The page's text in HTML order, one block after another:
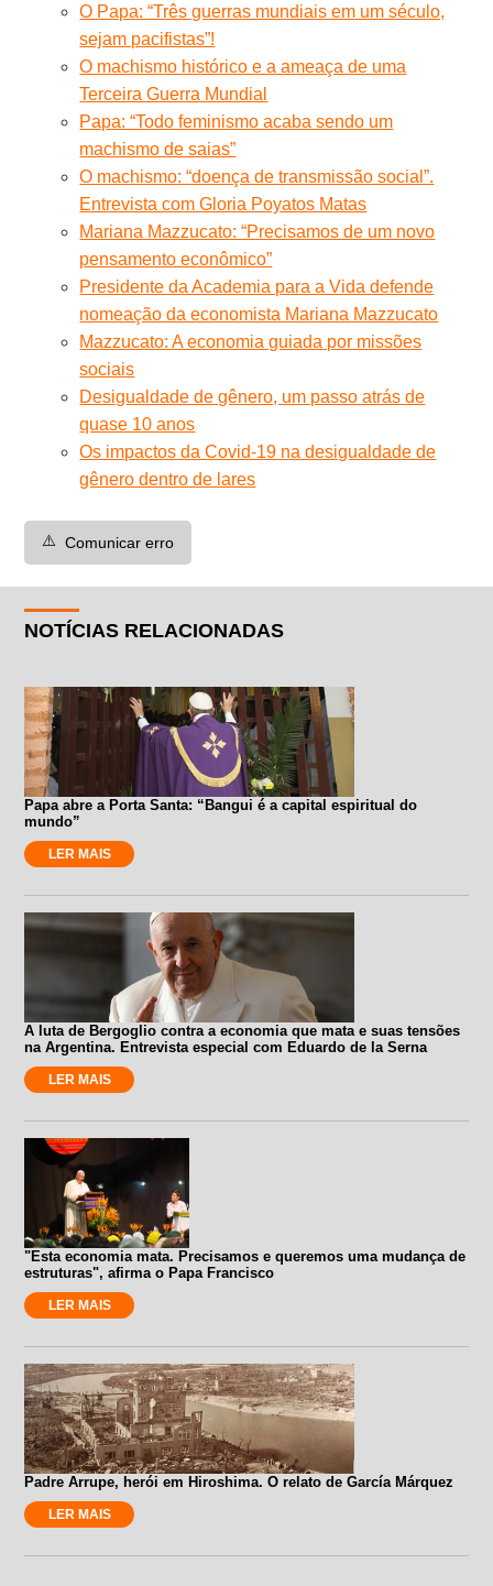
O Papa: “Três guerras mundiais em um século,
sejam pacifistas”!
O machismo histórico e a ameaça de uma
Terceira Guerra Mundial
Papa: “Todo feminismo acaba sendo um
machismo de saias”
O machismo: “doença de transmissão social”.
Entrevista com Gloria Poyatos Matas
Mariana Mazzucato: “Precisamos de um novo
pensamento econômico”
Presidente da Academia para a Vida defende
nomeação da economista Mariana Mazzucato
Mazzucato: A economia guiada por missões
sociais
Desigualdade de gênero, um passo atrás de
quase 10 anos
Os impactos da Covid-19 na desigualdade de
gênero dentro de lares
⚠️ Comunicar erro
NOTÍCIAS RELACIONADAS
Papa abre a Porta Santa: “Bangui é a capital espiritual do
mundo”
LER MAIS
A luta de Bergoglio contra a economia que mata e suas tensões
na Argentina. Entrevista especial com Eduardo de la Serna
LER MAIS
"Esta economia mata. Precisamos e queremos uma mudança de
estruturas", afirma o Papa Francisco
LER MAIS
Padre Arrupe, herói em Hiroshima. O relato de García Márquez
LER MAIS